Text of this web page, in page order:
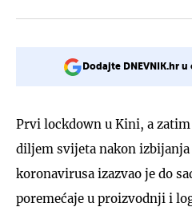
Dodajte DNEVNIK.hr
Prvi lockdown u Kini, a
diljem svijeta nakon
koronavirusa izazvao je do
poremećaje u proizvodnji i